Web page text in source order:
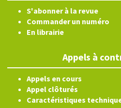
S'abonner à la revue
Commander un numéro
En librairie
Appels à
Appels en cours
Appel clôturés
Caractéristiques